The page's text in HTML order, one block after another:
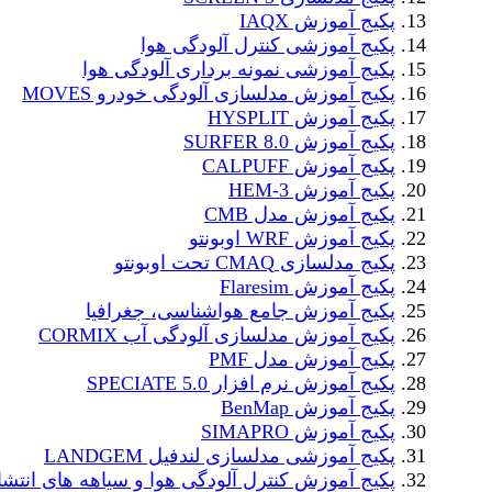
پکیج آموزش IAQX
پکیج آموزشی کنترل آلودگی هوا
پکیج آموزشی نمونه برداری آلودگی هوا
پکیج آموزش مدلسازی آلودگی خودرو MOVES
پکیج آموزش HYSPLIT
پکیج آموزش SURFER 8.0
پکیج آموزش CALPUFF
پکیج آموزش HEM-3
پکیج آموزش مدل CMB
پکیج آموزش WRF اوبونتو
پکیج مدلسازی CMAQ تحت اوبونتو
پکیج آموزش Flaresim
پکیج آموزش جامع هواشناسی، جغرافیا
پکیج آموزش مدلسازی آلودگی آب CORMIX
پکیج آموزش مدل PMF
پکیج آموزش نرم افزار SPECIATE 5.0
پکیج آموزش BenMap
پکیج آموزش SIMAPRO
پکیج آموزشی مدلسازی لندفیل LANDGEM
پکیج آموزش کنترل آلودگی هوا و سیاهه های